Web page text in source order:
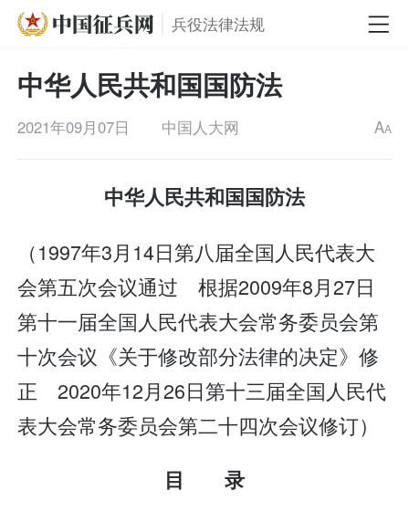
兵役法律法规
中华人民共和国国防法
2021年09月07日 中国人大网 AA
中华人民共和国国防法
（1997年3月14日第八届全国人民代表大
会第五次会议通过 根据2009年8月27日
第十一届全国人民代表大会常务委员会第
十次会议《关于修改部分法律的决定》修
正 2020年12月26日第十三届全国人民代
表大会常务委员会第二十四次会议修订）
目 录